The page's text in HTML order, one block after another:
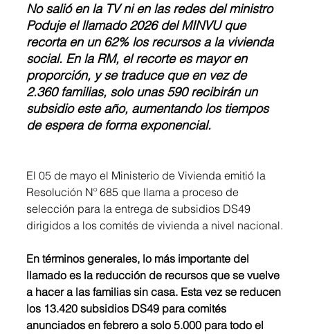
No salió en la TV ni en las redes del ministro
Poduje el llamado 2026 del MINVU que
recorta en un 62% los recursos a la vivienda
social. En la RM, el recorte es mayor en
proporción, y se traduce que en vez de
2.360 familias, solo unas 590 recibirán un
subsidio este año, aumentando los tiempos
de espera de forma exponencial.
El 05 de mayo el Ministerio de Vivienda emitió la
Resolución Nº 685 que llama a proceso de
selección para la entrega de subsidios DS49
dirigidos a los comités de vivienda a nivel nacional.
En términos generales, lo más importante del
llamado es la reducción de recursos que se vuelve
a hacer a las familias sin casa. Esta vez se reducen
los 13.420 subsidios DS49 para comités
anunciados en febrero a solo 5.000 para todo el